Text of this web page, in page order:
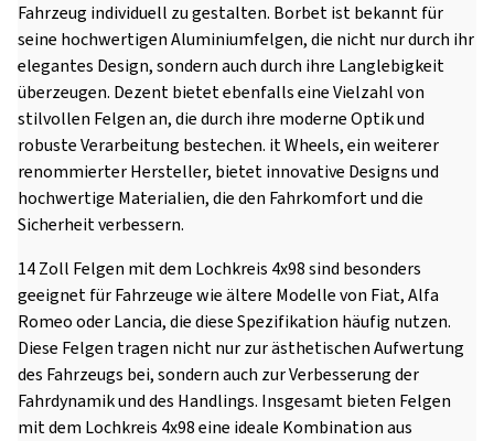
Fahrzeug individuell zu gestalten. Borbet ist bekannt für
seine hochwertigen Aluminiumfelgen, die nicht nur durch ihr
elegantes Design, sondern auch durch ihre Langlebigkeit
überzeugen. Dezent bietet ebenfalls eine Vielzahl von
stilvollen Felgen an, die durch ihre moderne Optik und
robuste Verarbeitung bestechen. it Wheels, ein weiterer
renommierter Hersteller, bietet innovative Designs und
hochwertige Materialien, die den Fahrkomfort und die
Sicherheit verbessern.
14 Zoll Felgen mit dem Lochkreis 4x98 sind besonders
geeignet für Fahrzeuge wie ältere Modelle von Fiat, Alfa
Romeo oder Lancia, die diese Spezifikation häufig nutzen.
Diese Felgen tragen nicht nur zur ästhetischen Aufwertung
des Fahrzeugs bei, sondern auch zur Verbesserung der
Fahrdynamik und des Handlings. Insgesamt bieten Felgen
mit dem Lochkreis 4x98 eine ideale Kombination aus